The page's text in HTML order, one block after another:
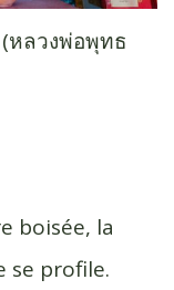
(หลวงพ่อ​พุทธ​
boisée, la
se profile.